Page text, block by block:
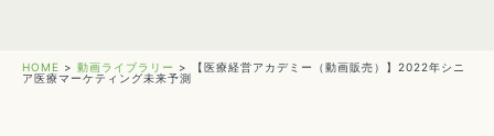
HOME > 動画ライブラリー >
【医療経営アカデミー（動画販売）】2022年シニ
ア医療マーケティング未来予測